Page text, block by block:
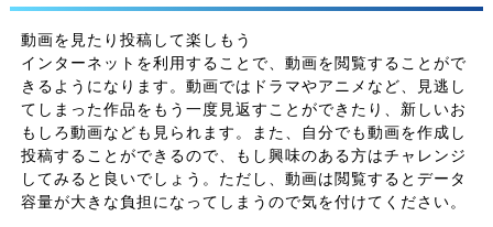
動画を見たり投稿して楽しもう
インターネットを利用することで、動画を閲覧することがで
きるようになります。動画ではドラマやアニメなど、見逃し
てしまった作品をもう一度見返すことができたり、新しいお
もしろ動画なども見られます。また、自分でも動画を作成し
投稿することができるので、もし興味のある方はチャレンジ
してみると良いでしょう。ただし、動画は閲覧するとデータ
容量が大きな負担になってしまうので気を付けてください。